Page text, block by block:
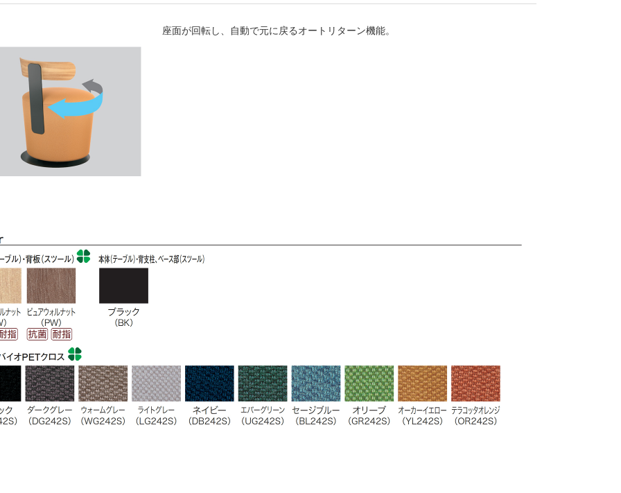
座面が回転し、自動で元に戻るオートリターン機能。